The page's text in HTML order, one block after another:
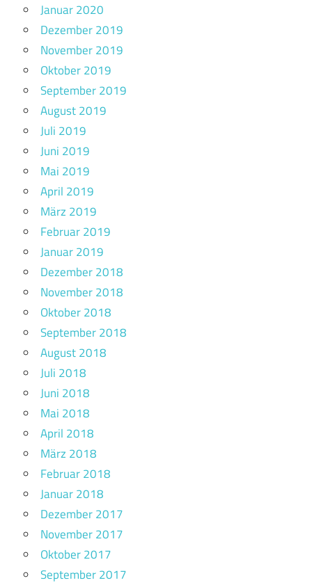
Januar 2020
Dezember 2019
November 2019
Oktober 2019
September 2019
August 2019
Juli 2019
Juni 2019
Mai 2019
April 2019
März 2019
Februar 2019
Januar 2019
Dezember 2018
November 2018
Oktober 2018
September 2018
August 2018
Juli 2018
Juni 2018
Mai 2018
April 2018
März 2018
Februar 2018
Januar 2018
Dezember 2017
November 2017
Oktober 2017
September 2017